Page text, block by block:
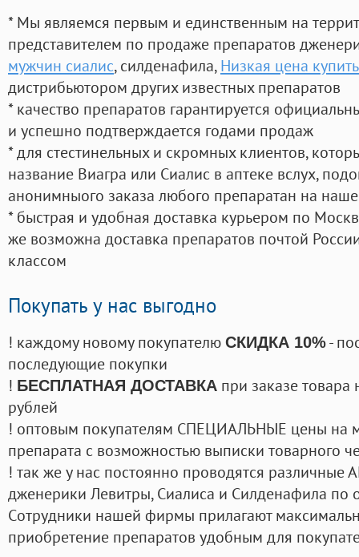
* Мы являемся первым и единственным на
представителем по продаже препаратов
мужчин сиалис, силденафила, Низкая цена
дистрибьютором других известных препаратов
* качество препаратов гарантируется
и успешно подтверждается годами продаж
* для стестинельных и скромных клиентов,
название Виагра или Сиалис в аптеке вслух,
анонимныого заказа любого препаратан на
* быстрая и удобная доставка курьером по
же возможна доставка препаратов почтой
классом
Покупать у нас выгодно
! каждому новому покупателю СКИДКА 10%-
последующие покупки
! БЕСПЛАТНАЯ ДОСТАВКА при заказе
рублей
! оптовым покупателям СПЕЦИАЛЬНЫЕ цены на
препарата с возможностью выписки товарного
! так же у нас постоянно проводятся
дженерики Левитры, Сиалиса и Силденафила по
Cотрудники нашей фирмы прилагают
приобретение препаратов удобным для